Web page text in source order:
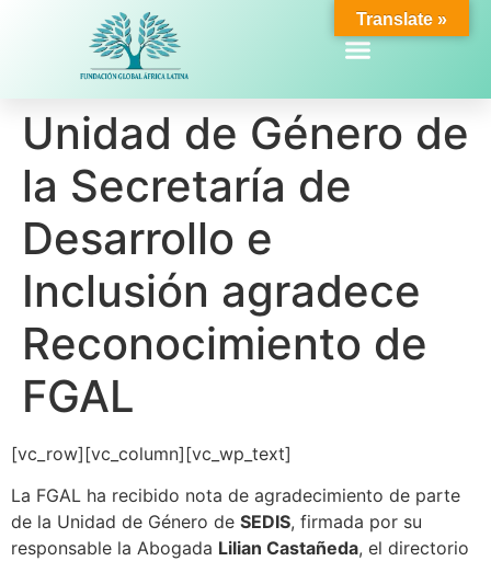
Unidad de Género de
la Secretaría de
Desarrollo e
Inclusión agradece
Reconocimiento de
FGAL
[vc_row][vc_column][vc_wp_text]
La FGAL ha recibido nota de agradecimiento de parte
de la Unidad de Género de SEDIS, firmada por su
responsable la Abogada Lilian Castañeda, el directorio
Translate »